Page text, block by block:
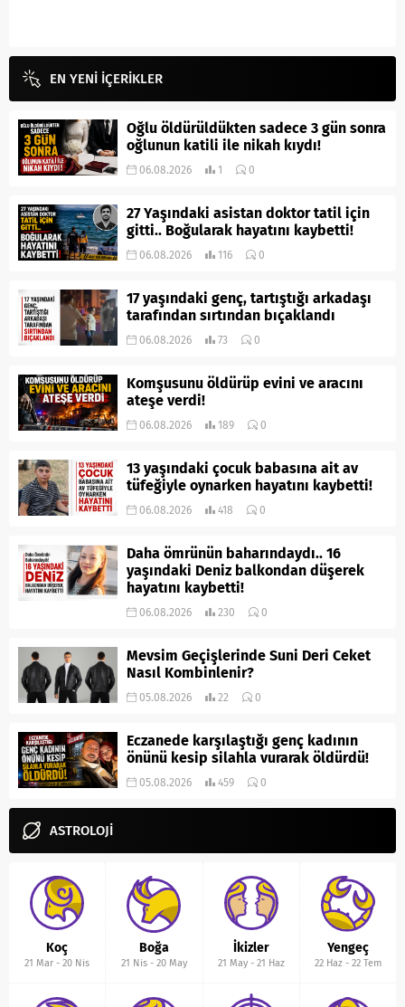
EN YENİ İÇERİKLER
Oğlu öldürüldükten sadece 3 gün sonra
oğlunun katili ile nikah kıydı!
06.08.2026 1 0
27 Yaşındaki asistan doktor tatil için
gitti.. Boğularak hayatını kaybetti!
06.08.2026 116 0
17 yaşındaki genç, tartıştığı arkadaşı
tarafından sırtından bıçaklandı
06.08.2026 73 0
Komşusunu öldürüp evini ve aracını
ateşe verdi!
06.08.2026 189 0
13 yaşındaki çocuk babasına ait av
tüfeğiyle oynarken hayatını kaybetti!
06.08.2026 418 0
Daha ömrünün baharındaydı.. 16
yaşındaki Deniz balkondan düşerek
hayatını kaybetti!
06.08.2026 230 0
Mevsim Geçişlerinde Suni Deri Ceket
Nasıl Kombinlenir?
05.08.2026 22 0
Eczanede karşılaştığı genç kadının
önünü kesip silahla vurarak öldürdü!
05.08.2026 459 0
ASTROLOJİ
Koç
21 Mar -20 Nis
Boğa
21 Nis- 20 May
İkizler
21 May- 21 Haz
Yengeç
22 Haz- 22 Tem